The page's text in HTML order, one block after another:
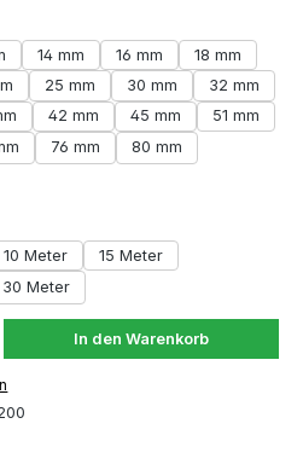
14 mm 16 mm
18 mm
25 mm 30 mm
32 mm
42 mm 45 mm
51 mm
76 mm
80 mm
10 Meter
15 Meter
30 Meter
gewünschten Wert ein
In den Warenkorb